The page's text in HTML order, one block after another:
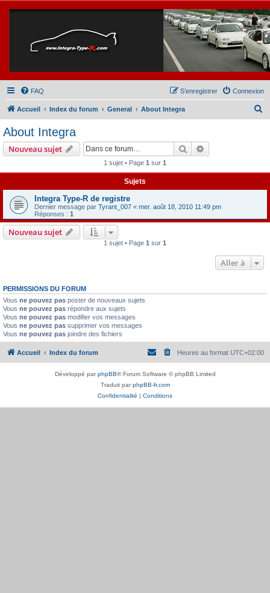
FAQ Connexion
S’enregistrer
Accueil Index du forum General About Integra
e
About Integra
Nouveau sujet Rechercher
1 sujet • Page 1 sur 1
Sujets
Integra Type-R de registre
Dernier message par Tyrant_007 « mer. août 18, 2010 11:49 pm
Réponses : 1
Nouveau sujet
1 sujet • Page 1 sur 1
Aller à
PERMISSIONS DU FORUM
Vous ne pouvez pas poster de nouveaux sujets
Vous ne pouvez pas répondre aux sujets
Vous ne pouvez pas modifier vos messages
Vous ne pouvez pas supprimer vos messages
Vous ne pouvez pas joindre des fichiers
Accueil Index du forum Heures au format UTC+02:00
Développé parphpBB® Forum Software © phpBB Limited
Traduit parphpBB-fr.com
Confidentialité | Conditions